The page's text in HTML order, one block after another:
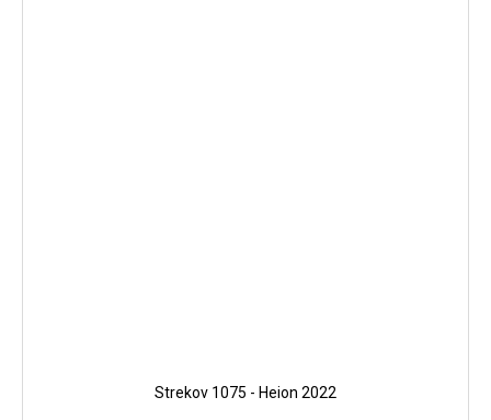
Strekov 1075 - Heion 2022